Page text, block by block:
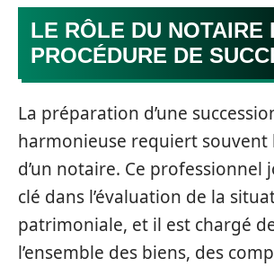
LE RÔLE DU NOTAIRE
PROCÉDURE DE
La préparation d’une
harmonieuse requiert souvent
d’un notaire. Ce professionnel
clé dans l’évaluation de la
patrimoniale, et il est chargé
l’ensemble des biens, des